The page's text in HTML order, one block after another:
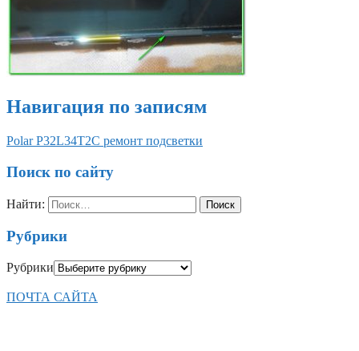
Навигация по записям
Polar P32L34T2C ремонт подсветки
Поиск по сайту
Найти:
Рубрики
Рубрики
ПОЧТА САЙТА